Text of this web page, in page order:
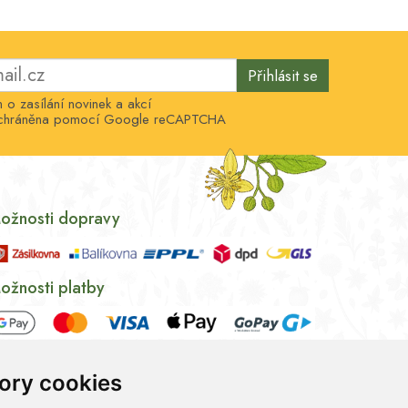
cookies
Přihlásit se
o zasílání novinek a akcí
pomocí Google reCAPTCHA
dopravy
platby